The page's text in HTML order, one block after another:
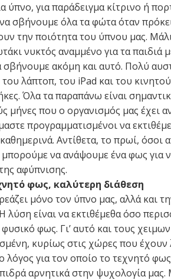
ύπνο, για παράδειγμα κίτρινο ή
σβήνουμε όλα τα φώτα όταν
την ποιότητα του ύπνου μας.
νυκτός αναμμένο για τα παιδιά
σβήνουμε ακόμη και αυτό. Πολύ
λάπτοπ, του iPad και του
Όλα τα παραπάνω είναι
μήνες που ο οργανισμός μας έχει
προγραμματισμένοι να
Αντίθετα, το πρωί,
να ανάψουμε ένα φως για
αφύπνισης.
φως, καλύτερη διάθεση
μόνο τον ύπνο μας, αλλά και
λύση είναι να εκτιθέμεθα όσο
φως. Γι’ αυτό και τους
κυρίως στις χώρες που έχουν
λόγος για τον οποίο το τεχνητό
αρνητικά στην ψυχολογία